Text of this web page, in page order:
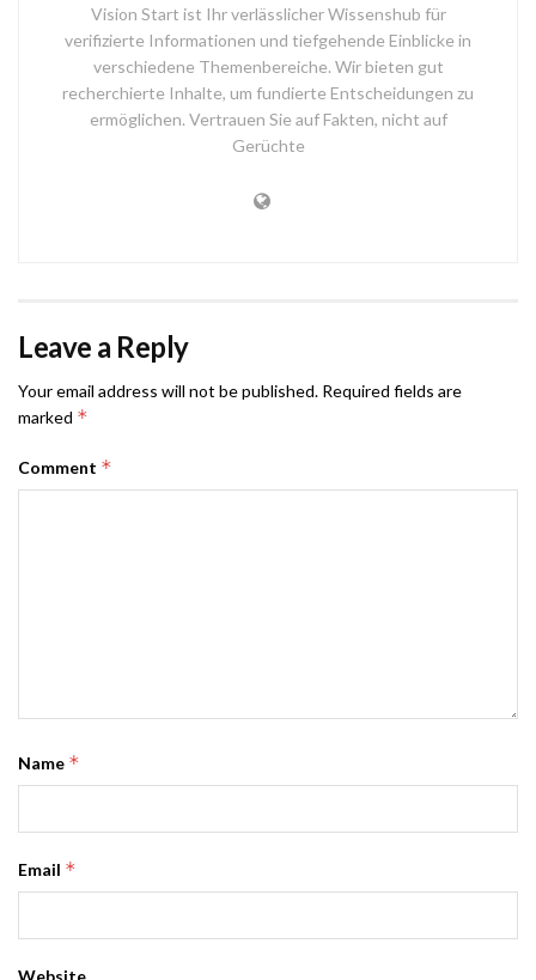
Vision Start ist Ihr verlässlicher Wissenshub für
verifizierte Informationen und tiefgehende Einblicke in
verschiedene Themenbereiche. Wir bieten gut
recherchierte Inhalte, um fundierte Entscheidungen zu
ermöglichen. Vertrauen Sie auf Fakten, nicht auf
Gerüchte
Leave a Reply
Your email address will not be published. Required fields are
marked *
Comment *
Name *
Email *
Website